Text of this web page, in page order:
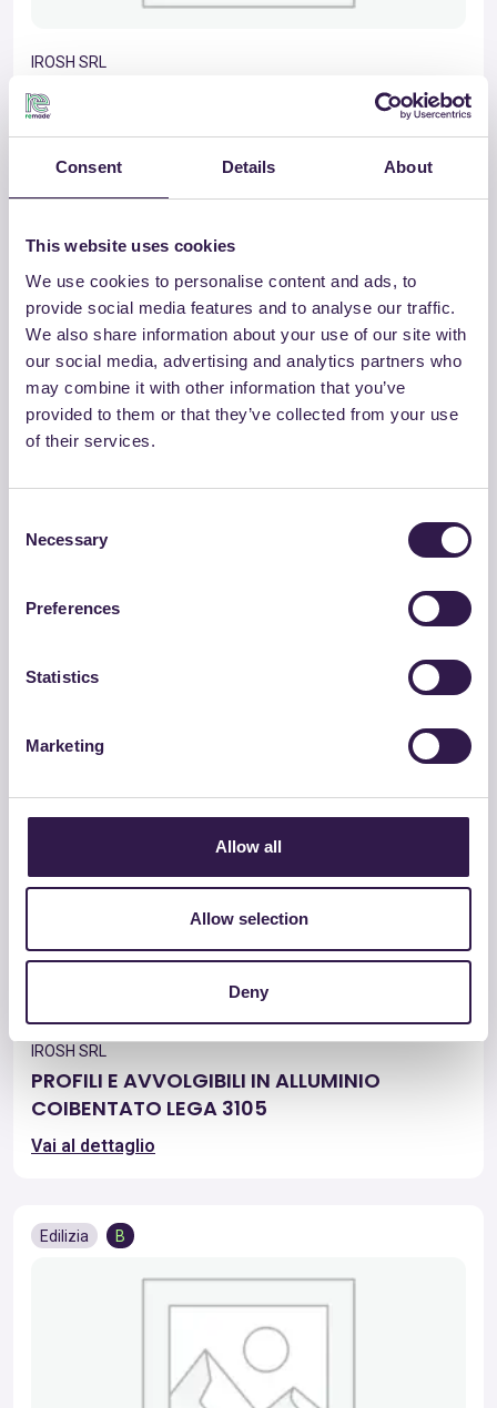
Consent Details About
This website uses cookies
We use cookies to personalise content and ads, to
provide social media features and to analyse our traffic.
We also share information about your use of our site with
our social media, advertising and analytics partners who
may combine it with other information that you’ve
provided to them or that they’ve collected from your use
of their services.
Selection
Necessary
Preferences
Statistics
Marketing
Allow all
Allow selection
Deny
IROSH SRL
PROFILI E AVVOLGIBILI IN PVC
Vai al dettaglio
Edilizia B
ESTRUSO
Edilizia
IROSH SRL
PROFILI E AVVOLGIBILI IN ALLUMINIO
COIBENTATO LEGA 3105
Vai al dettaglio
Edilizia B